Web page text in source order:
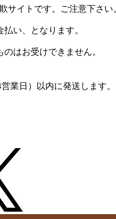
イトです。ご注意下さい
い、となります。
はお受けできません。
業日）以内に発送します。